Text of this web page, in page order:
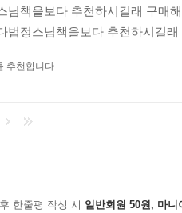
님책을보다 추천하시길래 구매
법정스님책을보다 추천하시길
추천합니다.
한줄평 작성 시 일반회원 50원, 마니